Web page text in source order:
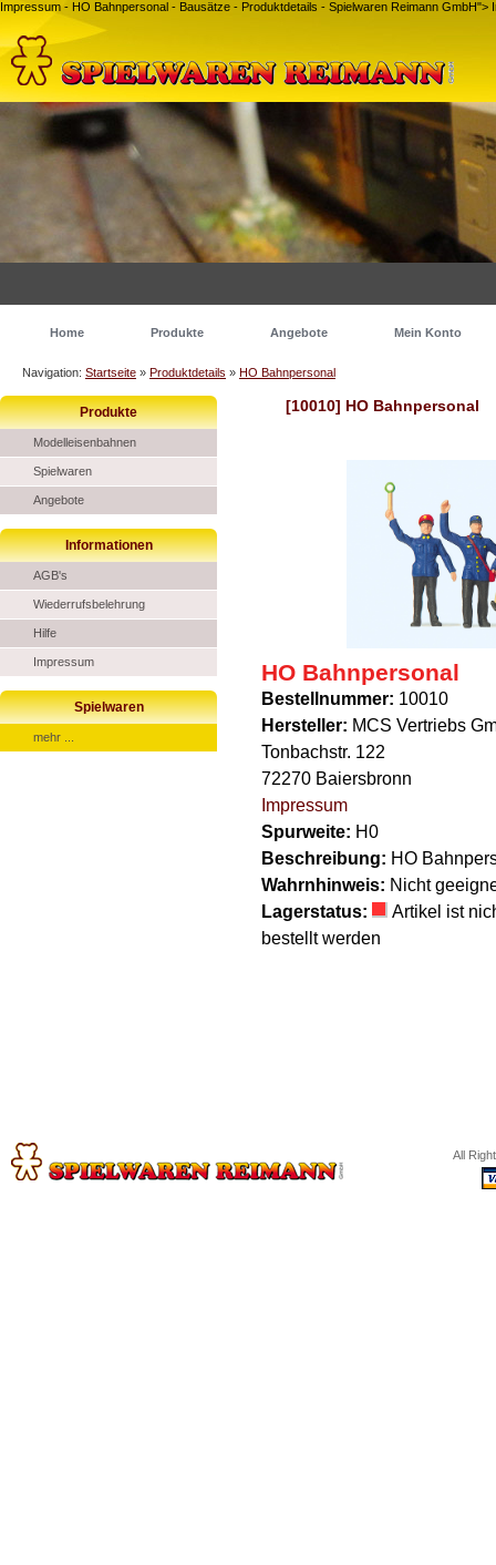
Impressum - HO Bahnpersonal - Bausätze - Produktdetails - Spielwaren Reimann GmbH">
Home Produkte Angebote Mein Konto
Navigation: Startseite » Produktdetails » HO Bahnpersonal
Produkte
Modelleisenbahnen
Spielwaren
Angebote
Informationen
AGB's
Wiederrufsbelehrung
Hilfe
Impressum
Spielwaren
mehr ...
[10010] HO Bahnpersonal
HO Bahnpersonal
Bestellnummer: 10010
Hersteller: MCS Vertriebs
Tonbachstr. 122
72270 Baiersbronn
Impressum
Spurweite: H0
Beschreibung: HO
Wahrnhinweis: Nicht
Lagerstatus:
Artikel ist
bestellt werden
All